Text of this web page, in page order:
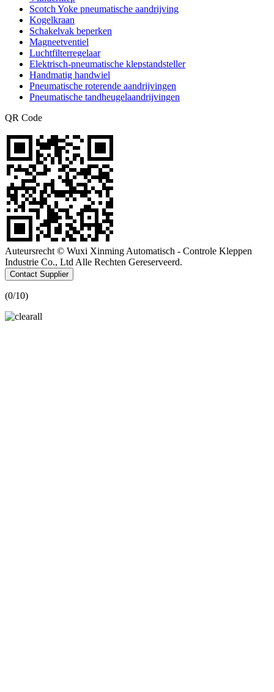
Scotch Yoke pneumatische aandrijving
Kogelkraan
Schakelvak beperken
Magneetventiel
Luchtfilterregelaar
Elektrisch-pneumatische klepstandsteller
Handmatig handwiel
Pneumatische roterende aandrijvingen
Pneumatische tandheugelaandrijvingen
QR Code
Auteursrecht © Wuxi Xinming Automatisch - Controle Kleppen
Industrie Co., Ltd Alle Rechten Gereserveerd.
Contact Supplier
(0/10)